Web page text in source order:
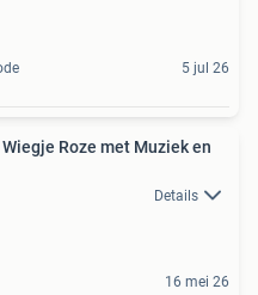
5 jul 26
Roze met Muziek en
Details
16 mei 26